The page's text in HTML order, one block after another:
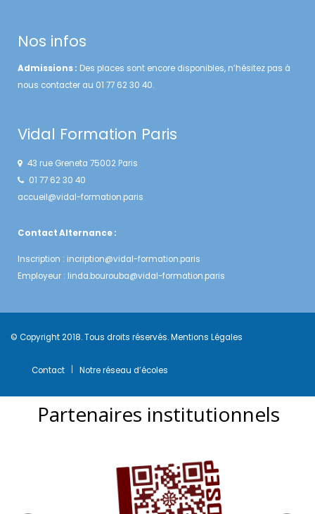
Nos infos
Admissions : Des places sont encore disponibles, n’hésitez pas à
nous contacter au 01 77 62 30 40.
Vidal Formation Paris
43 rue Greneta 75002 Paris
01 77 62 30 40
accueil@vidal-formation.paris
Contact Alternance :
Inscription : incription@vidal-formation.paris
Employeur : linda.bourouba@vidal-formation.paris
© Copyright 2018. Tous droits réservés.Mentions Légales
Contact Notre réseau d’écoles
Partenaires institutionnels